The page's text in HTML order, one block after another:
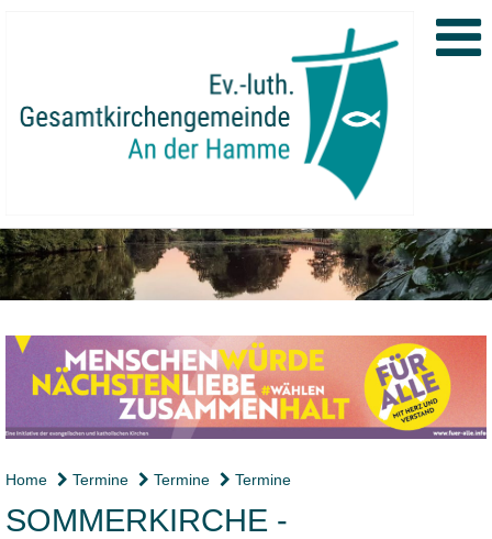
Home Termine Termine Termine
SOMMERKIRCHE -